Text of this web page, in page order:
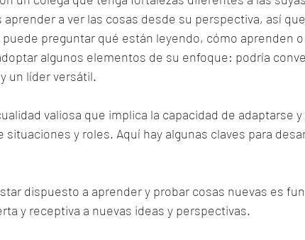
aprender a ver las cosas desde su perspectiva, así
preguntar qué están leyendo, cómo aprenden
algunos elementos de su enfoque: podría
un líder versátil.
valiosa que implica la capacidad de adaptarse
situaciones y roles. Aquí hay algunas claves para
dispuesto a aprender y probar cosas nuevas es
y receptiva a nuevas ideas y perspectivas.